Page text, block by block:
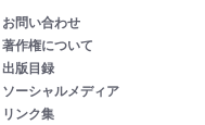
お問い合わせ
著作権について
出版目録
ソーシャルメディア
リンク集